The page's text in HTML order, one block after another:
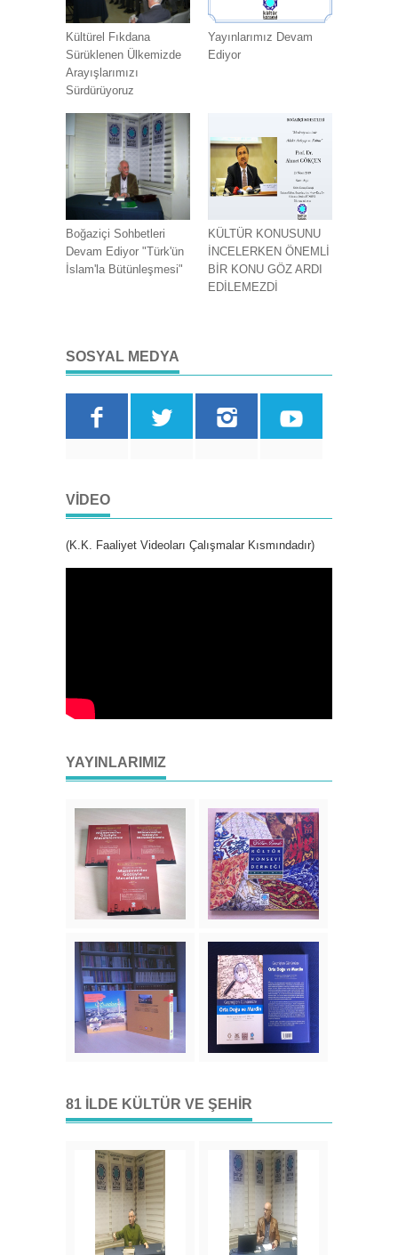
Kültürel Fıkdana
Sürüklenen Ülkemizde
Arayışlarımızı
Sürdürüyoruz
Yayınlarımız Devam
Ediyor
Boğaziçi Sohbetleri
Devam Ediyor "Türk'ün
İslam'la Bütünleşmesi"
KÜLTÜR KONUSUNU
İNCELERKEN ÖNEMLİ
BİR KONU GÖZ ARDI
EDİLEMEZDİ
SOSYAL MEDYA
VIDEO
(K.K. Faaliyet Videoları Çalışmalar Kısmındadır)
YAYINLARIMIZ
81 İLDE KÜLTÜR VE ŞEHIR